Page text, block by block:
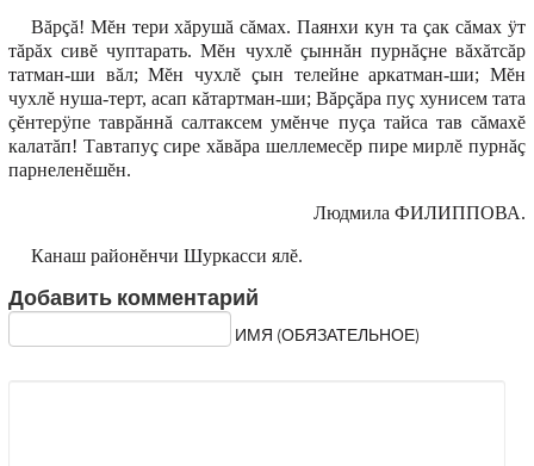
Вăрçă! Мĕн тери хăрушă сăмах. Паянхи кун та çак сăмах ÿт
тăрăх сивĕ чуптарать. Мĕн чухлĕ çыннăн пурнăçне вăхăтсăр
татман-ши вăл; Мĕн чухлĕ çын телейне аркатман-ши; Мĕн
чухлĕ нуша-терт, асап кăтартман-ши; Вăрçăра пуç хунисем тата
çĕнтерÿпе таврăннă салтаксем умĕнче пуçа тайса тав сăмахĕ
калатăп! Тавтапуç сире хăвăра шеллемесĕр пире мирлĕ пурнăç
парнеленĕшĕн.
Людмила ФИЛИППОВА.
Канаш районĕнчи Шуркасси ялĕ.
Добавить комментарий
ИМЯ (ОБЯЗАТЕЛЬНОЕ)